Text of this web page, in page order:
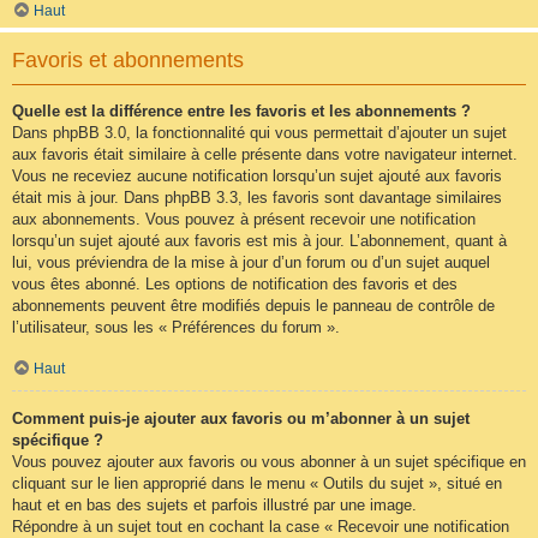
Haut
Favoris et abonnements
Quelle est la différence entre les favoris et les abonnements ?
Dans phpBB 3.0, la fonctionnalité qui vous permettait d’ajouter un sujet
aux favoris était similaire à celle présente dans votre navigateur internet.
Vous ne receviez aucune notification lorsqu’un sujet ajouté aux favoris
était mis à jour. Dans phpBB 3.3, les favoris sont davantage similaires
aux abonnements. Vous pouvez à présent recevoir une notification
lorsqu’un sujet ajouté aux favoris est mis à jour. L’abonnement, quant à
lui, vous préviendra de la mise à jour d’un forum ou d’un sujet auquel
vous êtes abonné. Les options de notification des favoris et des
abonnements peuvent être modifiés depuis le panneau de contrôle de
l’utilisateur, sous les « Préférences du forum ».
Haut
Comment puis-je ajouter aux favoris ou m’abonner à un sujet
spécifique ?
Vous pouvez ajouter aux favoris ou vous abonner à un sujet spécifique en
cliquant sur le lien approprié dans le menu « Outils du sujet », situé en
haut et en bas des sujets et parfois illustré par une image.
Répondre à un sujet tout en cochant la case « Recevoir une notification